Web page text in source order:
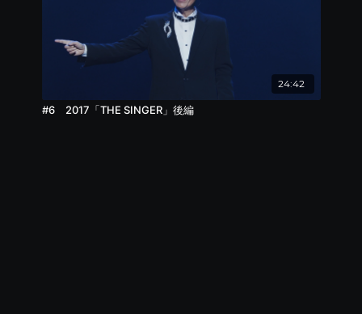
24:42
#6 2017「THE SINGER」後編